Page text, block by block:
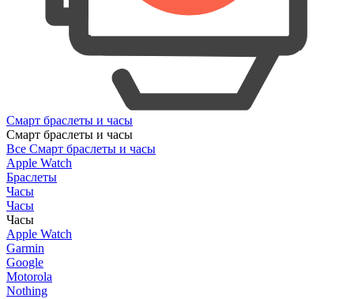
Смарт браслеты и часы
Смарт браслеты и часы
Все Смарт браслеты и часы
Apple Watch
Браслеты
Часы
Часы
Часы
Apple Watch
Garmin
Google
Motorola
Nothing